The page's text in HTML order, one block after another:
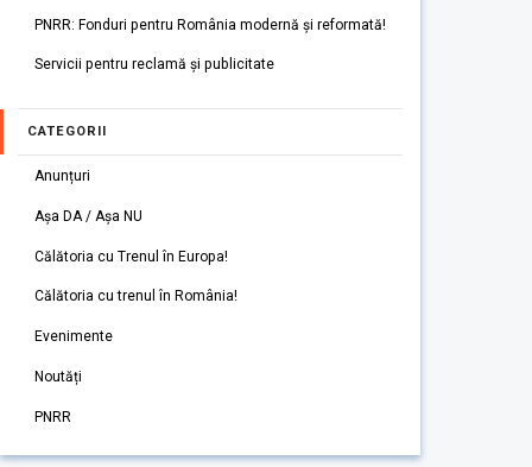
PNRR: Fonduri pentru România modernă și reformată!
Servicii pentru reclamă și publicitate
CATEGORII
Anunțuri
Așa DA / Așa NU
Călătoria cu Trenul în Europa!
Călătoria cu trenul în România!
Evenimente
Noutăți
PNRR